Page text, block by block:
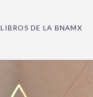
LIBROS DE LA BNAMX